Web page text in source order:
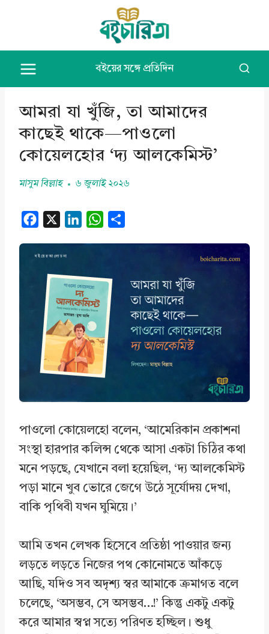
content
বইয়ের সঙ্গে প্রতিদিন
আমরা যা খুঁজি, তা আমাদের
কাছেই থাকে—পাওলো
কোয়েলহোর ‘দ্য আলকেমিস্ট’
মাসুম বিল্লাহ ৬ জুলাই ২০২৬
c
o
k
e
d
I
n
W
A
p
p
পাওলো কোয়েলহো বলেন, ‘আমেরিকান প্রকাশনা
সংস্থা হারপার কলিন্স থেকে আসা একটা চিঠির কথা
মনে পড়ছে, যেখানে বলা হয়েছিল, ‘দ্য আলকেমিস্ট
পড়া মানে খুব ভোরে জেগে উঠে সূর্যোদয় দেখা,
বাকি পৃথিবী যখন ঘুমিয়ে।’
আমি তখন লেখক হিসেবে প্রতিষ্ঠা পাওয়ার জন্য
লড়তে লড়তে নিজের পথ কোনোমতে আঁকড়ে
আছি, যদিও সব অদৃশ্য স্বর আমাকে ক্রমাগত বলে
চলেছে, ‘অসম্ভব, সে অসম্ভব…!’ কিন্তু একটু একটু
করে আমার স্বপ্ন সত্যে পরিণত হচ্ছিল। শুধু